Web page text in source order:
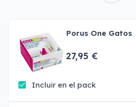
Porus One Gatos
27,95 €
Incluir en el pack